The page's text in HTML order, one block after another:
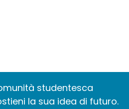
studentesca
la sua idea di futuro.